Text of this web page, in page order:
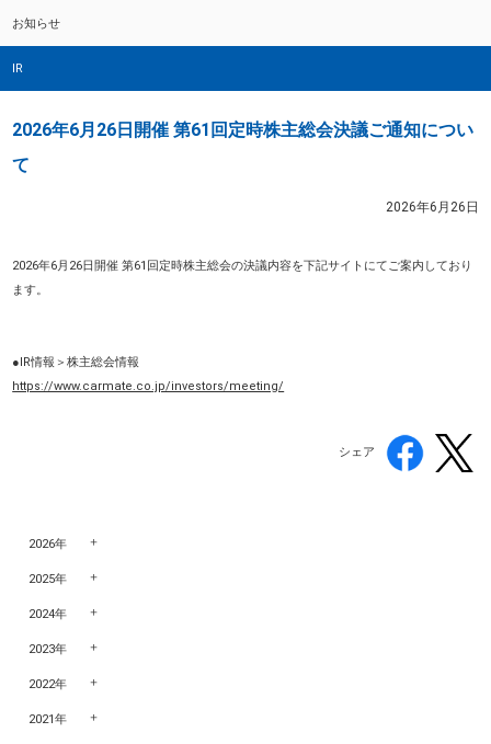
お知らせ
IR
2026年6月26日開催 第61回定時株主総会決議ご通知につい
て
2026年6月26日
2026年6月26日開催 第61回定時株主総会の決議内容を下記サイトにてご案内しており
ます。
●IR情報＞株主総会情報
https://www.carmate.co.jp/investors/meeting/
シェア
2026年
2025年
2024年
2023年
2022年
2021年